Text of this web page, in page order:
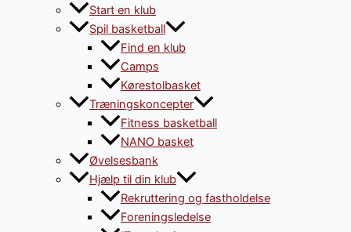
Start en klub
Spil basketball
Find en klub
Camps
Kørestolbasket
Træningskoncepter
Fitness basketball
NANO basket
Øvelsesbank
Hjælp til din klub
Rekruttering og fastholdelse
Foreningsledelse